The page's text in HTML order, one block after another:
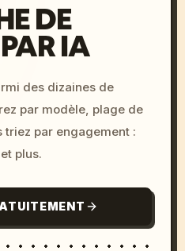
DE
IA
des dizaines de
par modèle, plage de
par engagement :
plus.